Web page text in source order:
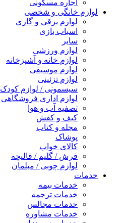
اجاره مسکونی
لوازم خانگی و شخصی
لوازم برقی و گازی
اسباب بازی
سایر
لوازم ورزشی
لوازم خانه و آشپزخانه
لوازم موسیقی
لوازم تزئینی
سیسمونی / لوازم کودک
لوازم اداری فروشگاهی
تصفیه آب و هوا
کیف و کفش
مجله و کتاب
پوشاک
کالای خواب
فرش / گلیم / قالیچه
لوازم چوبی / مبلمان
خدمات
خدمات بیمه
خدمات ترجمه
خدمات مجالس
خدمات مشاوره